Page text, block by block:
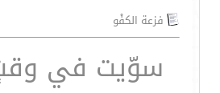
فزعة الكفْو
سوّيت في